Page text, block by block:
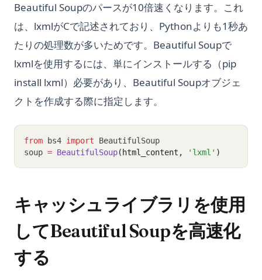
Beautiful Soupのパースが10倍速くなります。これ
は、lxmlがCで記述されており、Pythonよりも1秒あ
たりの処理数が多いためです。Beautiful Soupで
lxmlを使用するには、単にインストールする（pip
install lxml）必要があり、Beautiful Soupオブジェ
クトを作成する際に指定します。
from bs4 import BeautifulSoup
soup = BeautifulSoup(html_content, 'lxml' )
キャッシュライブラリを使用
してBeautiful Soupを高速化
する